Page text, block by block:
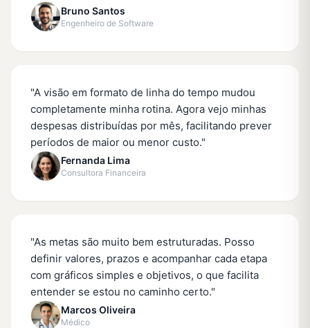
Bruno Santos
Engenheiro de Software
"A visão em formato de linha do tempo mudou
completamente minha rotina. Agora vejo minhas
despesas distribuídas por mês, facilitando prever
períodos de maior ou menor custo."
Fernanda Lima
Consultora Financeira
"As metas são muito bem estruturadas. Posso
definir valores, prazos e acompanhar cada etapa
com gráficos simples e objetivos, o que facilita
entender se estou no caminho certo."
Marcos Oliveira
Médico